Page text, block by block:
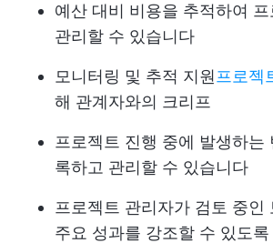
예산 대비 비용을 추적하여
관리할 수 있습니다
모니터링 및 추적 지원 프로젝
해 관계자와의 크리프
프로젝트 진행 중에 발생하는
록하고 관리할 수 있습니다
프로젝트 관리자가 검토 중인
주요 성과를 강조할 수 있도록